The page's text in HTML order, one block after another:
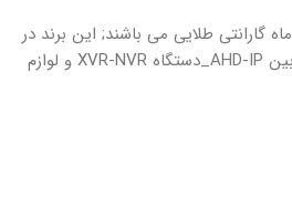
محصولات کیوپلاس شامل 36 ماه گارانتی طلایی می باشند; این برند در
برگیرنده سبد کالایی کامل (دوربین AHD-IP_دستگاه XVR-NVR و لوازم